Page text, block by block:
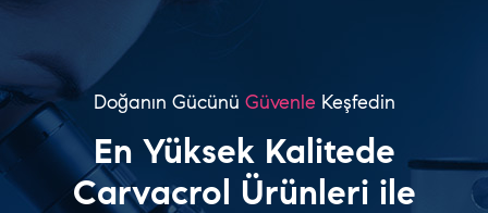
En Yüksek Kalitede
Carvacrol Ürünleri ile
Doğanın Gücünü Güvenle Keşfedin